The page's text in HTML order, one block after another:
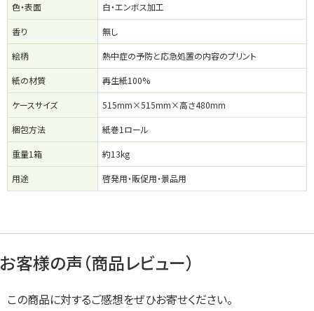
色・表面 白・エンボス加工
香り 無し
絵柄 熱中症の予防と応急処置の内容のプリント
紙の材質 再生紙100%
ケースサイズ 515mm×515mm×高さ480mm
梱包方法 紙巻1ロール
重量1箱 約13kg
用途 啓発用・販促用・景品用
お客様の声（商品レビュー）
この商品に対するご感想をぜひお寄せください。